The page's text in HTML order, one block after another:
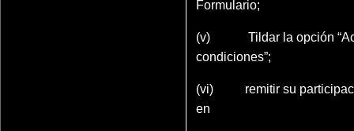
Formulario;
(v) Tildar la opción
condiciones”;
(vi) remitir su
en